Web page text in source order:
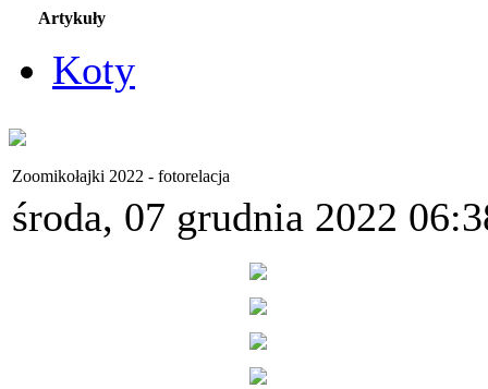
Artykuły
Koty
Zoomikołajki 2022 - fotorelacja
środa, 07 grudnia 2022